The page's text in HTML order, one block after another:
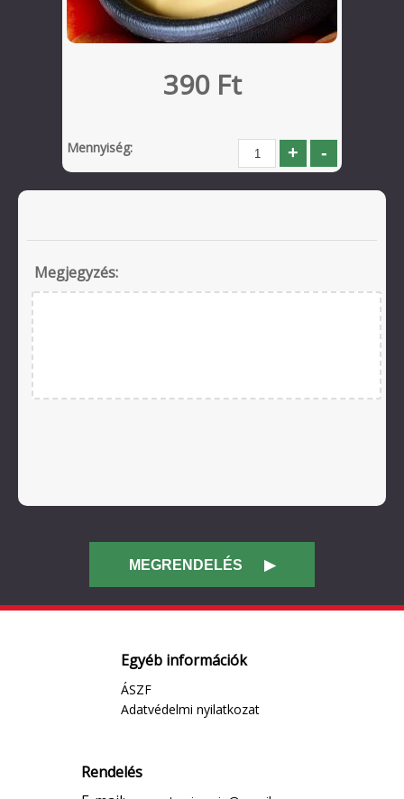
390 Ft
Mennyiség:
Megjegyzés:
Egyéb információk
ÁSZF
Adatvédelmi nyilatkozat
Rendelés